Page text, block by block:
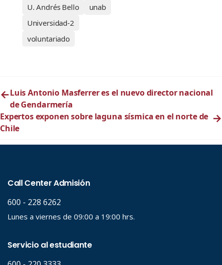
U. Andrés Bello
unab
Universidad-2
voluntariado
←Luis Antonio Masferrer es el nuevo director nacional
de Gendarmería
Expertos exponen sobre laguna sísmica en el norte de
Chile
→